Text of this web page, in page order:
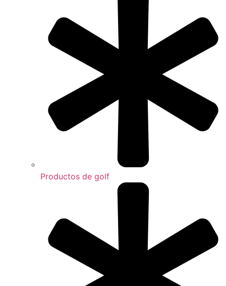
Productos de golf